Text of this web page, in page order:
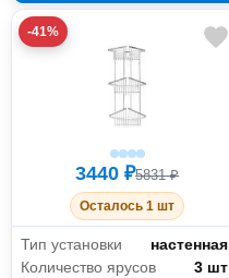
-41%
3440 ₽5831 ₽
Осталось 1 шт
Тип установки
настенная
Количество ярусов
3 шт